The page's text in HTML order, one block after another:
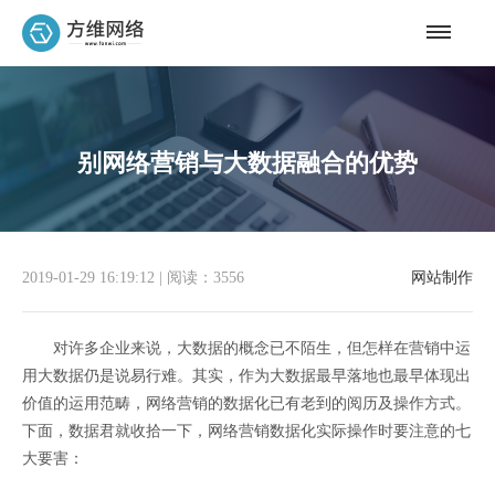
别网络营销与大数据融合的优势
网站制作
2019-01-29 16:19:12 阅读：3556
对许多企业来说，大数据的概念已不陌生，但怎样在营销中运
用大数据仍是说易行难。其实，作为大数据最早落地也最早体现出
价值的运用范畴，网络营销的数据化已有老到的阅历及操作方式。
下面，数据君就收拾一下，网络营销数据化实际操作时要注意的七
大要害：